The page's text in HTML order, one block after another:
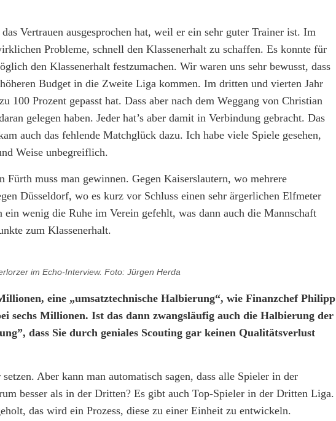
Vertrauen ausgesprochen hat, weil er ein sehr guter Trainer ist. Im
Probleme, schnell den Klassenerhalt zu schaffen. Es konnte für
den Klassenerhalt festzumachen. Wir waren uns sehr bewusst, dass
Budget in die Zweite Liga kommen. Im dritten und vierten Jahr
100 Prozent gepasst hat. Dass aber nach dem Weggang von Christian
gelegen haben. Jeder hat’s aber damit in Verbindung gebracht. Das
auch das fehlende Matchglück dazu. Ich habe viele Spiele gesehen,
Weise unbegreiflich.
Fürth muss man gewinnen. Gegen Kaiserslautern, wo mehrere
Düsseldorf, wo es kurz vor Schluss einen sehr ärgerlichen Elfmeter
wenig die Ruhe im Verein gefehlt, was dann auch die Mannschaft
zum Klassenerhalt.
im Echo-Interview. Foto: Jürgen Herda
eine „umsatztechnische Halbierung“, wie Finanzchef Philipp
sechs Millionen. Ist das dann zwangsläufig auch die Halbierung der
dass Sie durch geniales Scouting gar keinen Qualitätsverlust
Aber kann man automatisch sagen, dass alle Spieler in der
besser als in der Dritten? Es gibt auch Top-Spieler in der Dritten Liga.
das wird ein Prozess, diese zu einer Einheit zu entwickeln.